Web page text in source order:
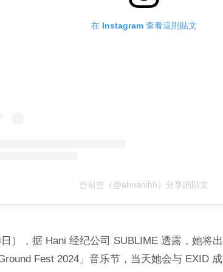
在 Instagram 查看這則貼文
안희연（@ahnanihh）分享的貼文
），据 Hani 经纪公司 SUBLIME 透露，她将
Fest 2024」音乐节，当天她会与 EXID 成